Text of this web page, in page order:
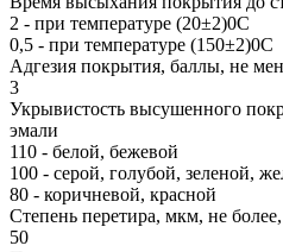
2 - при температуре (20±2)0С
0,5 - при температуре (150±2)0С
Адгезия покрытия, баллы, не
3
Укрывистость высушенного
эмали
110 - белой, бежевой
100 - серой, голубой, зеленой,
80 - коричневой, красной
Степень перетира, мкм, не
50